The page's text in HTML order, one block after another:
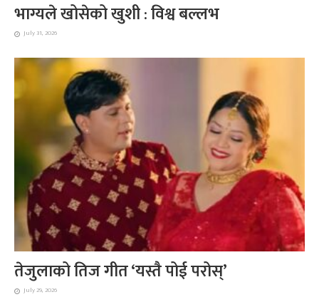
भाग्यले खोसेको खुशी : विश्व बल्लभ
July 31, 2026
तेजुलाको तिज गीत ‘यस्तै पोई परोस्’
July 29, 2026